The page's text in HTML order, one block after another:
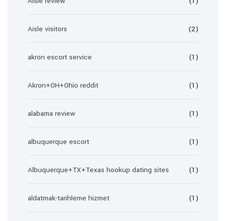
Aisle visitors (2)
akron escort service (1)
Akron+OH+Ohio reddit (1)
alabama review (1)
albuquerque escort (1)
Albuquerque+TX+Texas hookup dating sites (1)
aldatmak-tarihleme hizmet (1)